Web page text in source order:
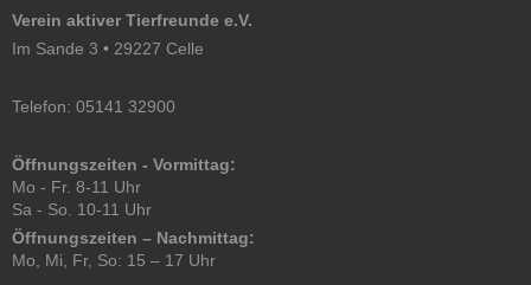
Verein aktiver Tierfreunde e.V.
Im Sande 3 • 29227 Celle
Telefon: 05141 32900
Öffnungszeiten - Vormittag:
Mo - Fr. 8-11 Uhr
Sa - So. 10-11 Uhr
Öffnungszeiten – Nachmittag:
Mo, Mi, Fr, So: 15 – 17 Uhr